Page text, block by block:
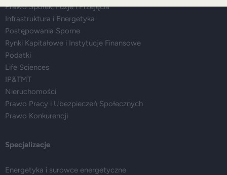
Prawo Spółek, Fuzje i Przejęcia
Infrastruktura i Energetyka
Postępowania Sporne
Rynki Kapitałowe i Instytucje Finansowe
Podatki
Life Sciences
IP&TMT
Nieruchomości
Prawo Pracy i Ubezpieczeń Społecznych
Prawo Konkurencji
Specjalizacje
Energetyka i surowce energetyczne